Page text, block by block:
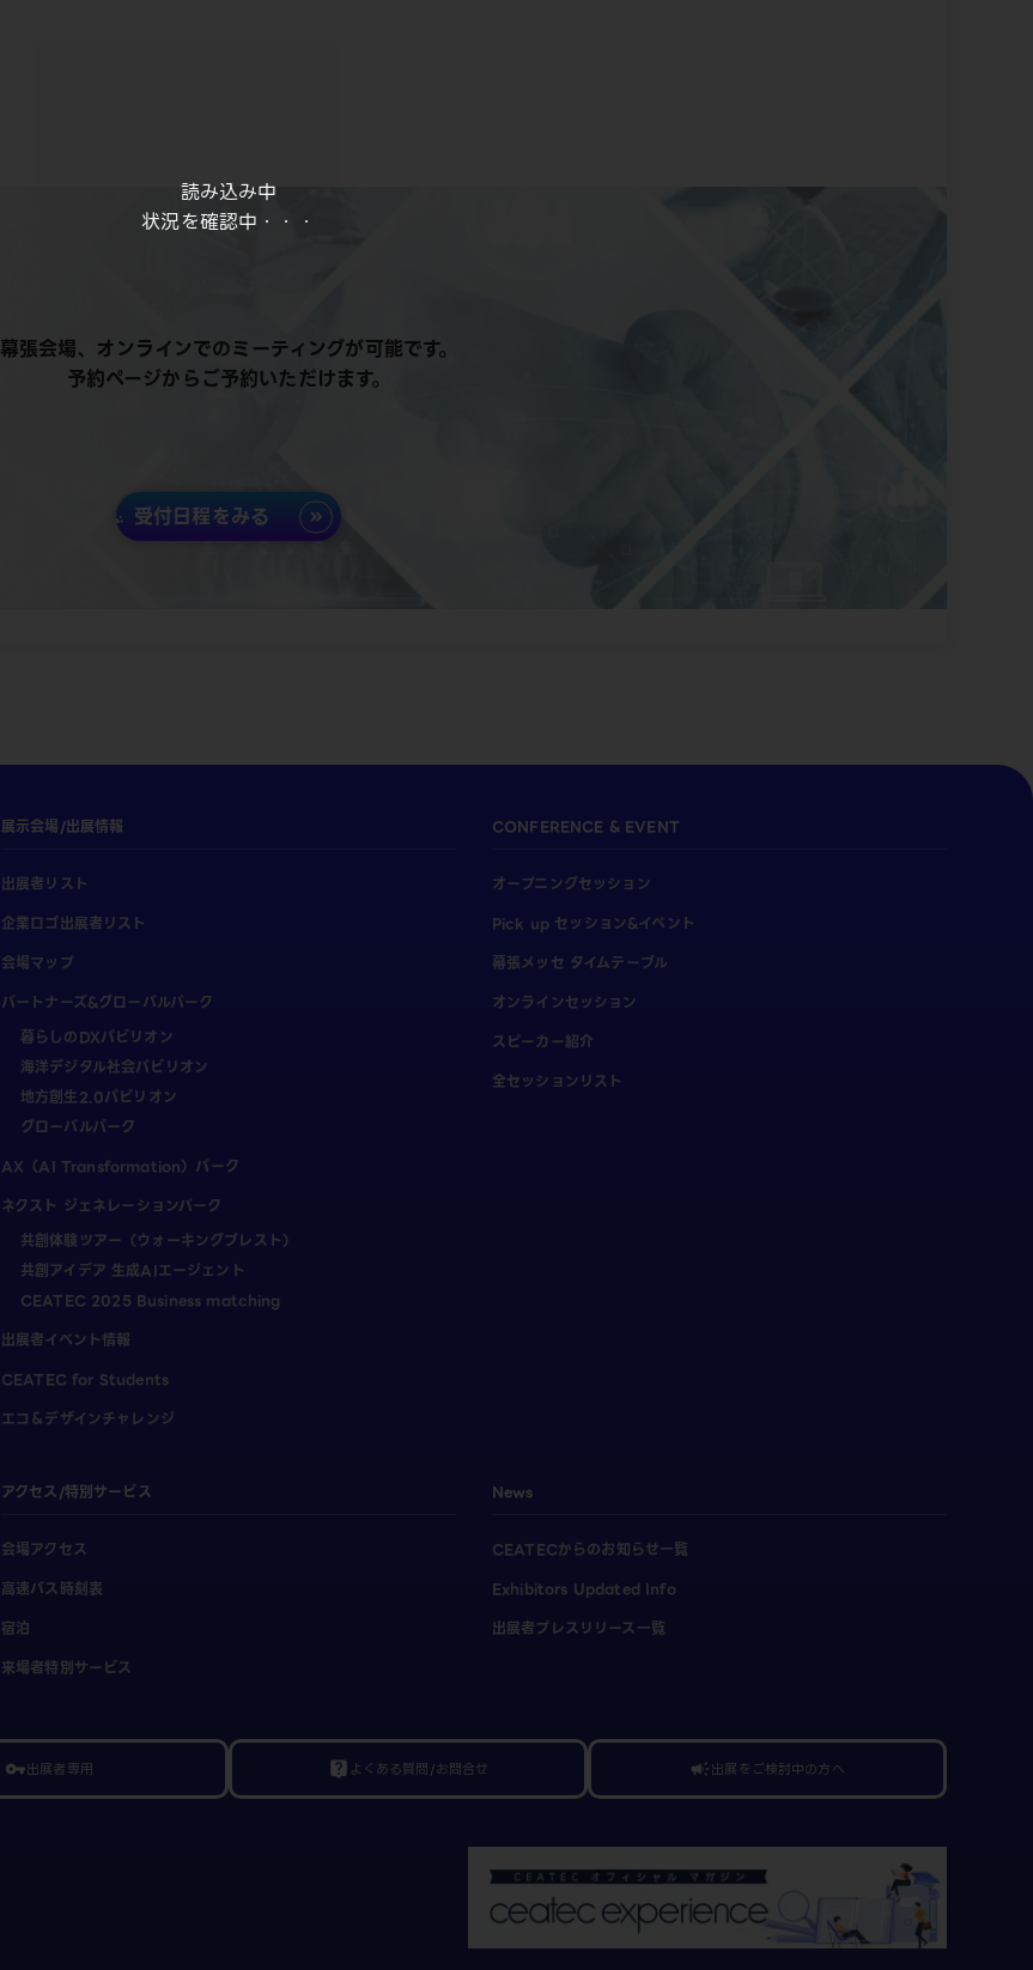
読み込み中
状況を確認中・・・
幕張会場、オンラインでのミーティングが可能です。
予約ページからご予約いただけます。
受付日程をみる
展示会場/出展情報
出展者リスト
企業ロゴ出展者リスト
会場マップ
パートナーズ&グローバルパーク
暮らしのDXパビリオン
海洋デジタル社会パビリオン
地方創生2.0パビリオン
グローバルパーク
AX（AI Transformation）パーク
ネクスト ジェネレーションパーク
共創体験ツアー（ウォーキングブレスト）
共創アイデア 生成AIエージェント
CEATEC 2025 Business matching
出展者イベント情報
CEATEC for Students
エコ＆デザインチャレンジ
CONFERENCE & EVENT
オープニングセッション
Pick up セッション&イベント
幕張メッセ タイムテーブル
オンラインセッション
スピーカー紹介
全セッションリスト
アクセス/特別サービス
会場アクセス
高速バス時刻表
宿泊
来場者特別サービス
News
CEATECからのお知らせ一覧
Exhibitors Updated Info
出展者プレスリリース一覧
vpn_key出展者専用 live_help よくある質問/お問合せ campaign出展をご検討中の方へ